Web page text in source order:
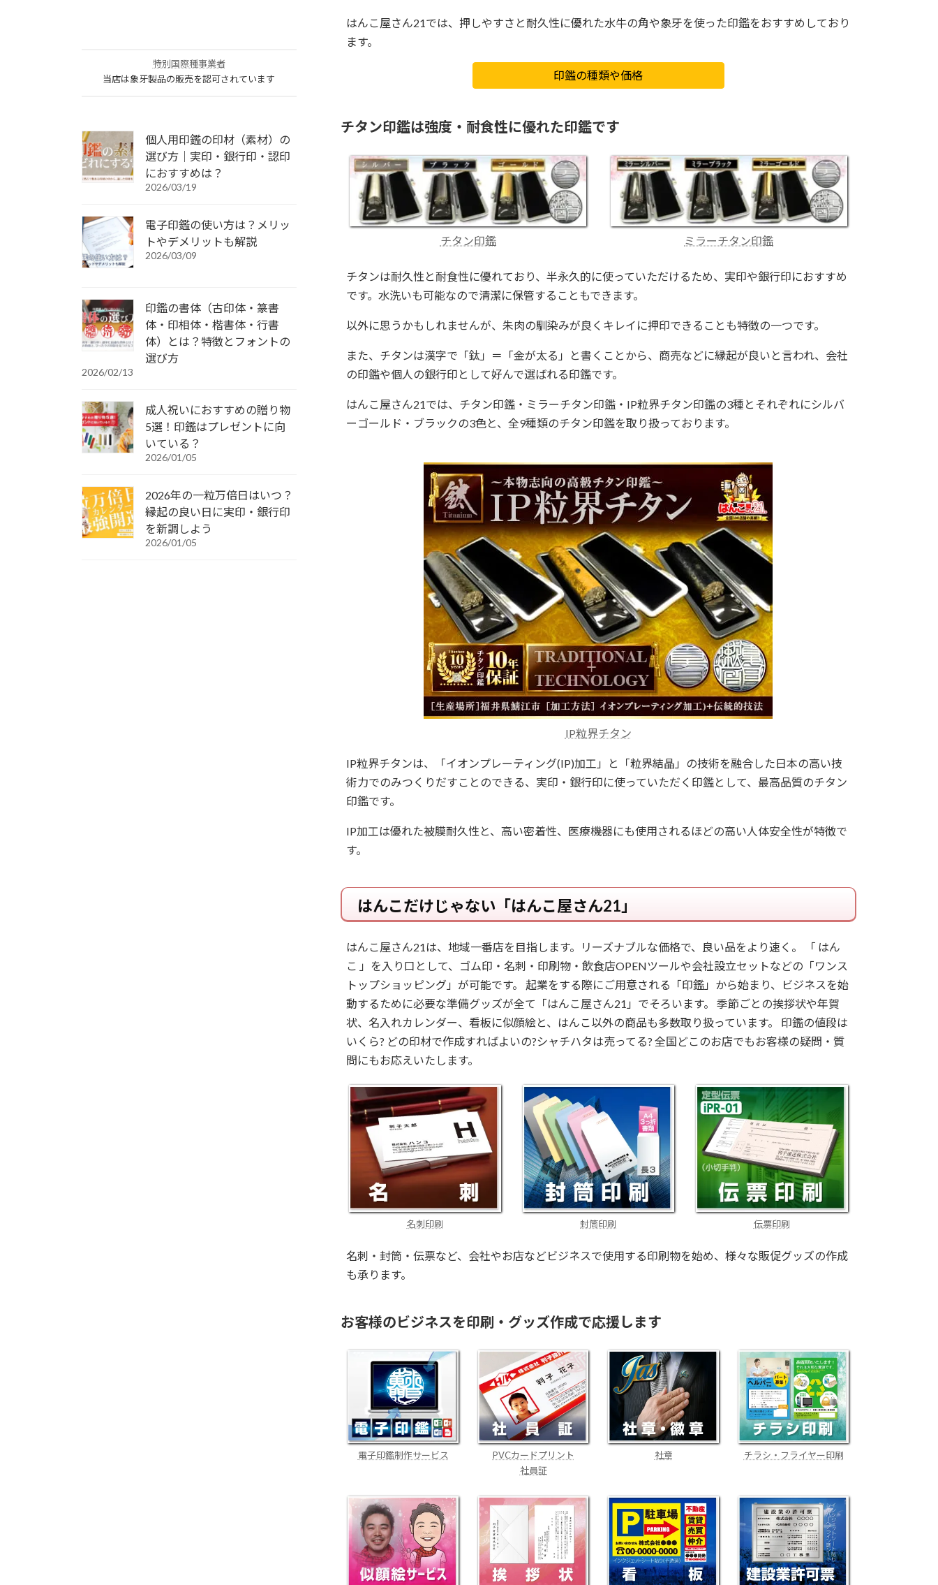
はんこ屋さん21では、押しやすさと耐久性に優れた水牛の角や象牙を使った印鑑をおすすめしており
ます。
印鑑の種類や価格
チタン印鑑は強度・耐食性に優れた印鑑です
チタン印鑑 ミラーチタン印鑑
チタンは耐久性と耐食性に優れており、半永久的に使っていただけるため、実印や銀行印におすすめ
です。水洗いも可能なので清潔に保管することもできます。
以外に思うかもしれませんが、朱肉の馴染みが良くキレイに押印できることも特徴の一つです。
また、チタンは漢字で「鈦」＝「金が太る」と書くことから、商売などに縁起が良いと言われ、会社
の印鑑や個人の銀行印として好んで選ばれる印鑑です。
はんこ屋さん21では、チタン印鑑・ミラーチタン印鑑・IP粒界チタン印鑑の3種とそれぞれにシルバ
ーゴールド・ブラックの3色と、全9種類のチタン印鑑を取り扱っております。
IP粒界チタン
IP粒界チタンは、「イオンプレーティング(IP)加工」と「粒界結晶」の技術を融合した日本の高い技
術力でのみつくりだすことのできる、実印・銀行印に使っていただく印鑑として、最高品質のチタン
印鑑です。
IP加工は優れた被膜耐久性と、高い密着性、医療機器にも使用されるほどの高い人体安全性が特徴で
す。
はんこだけじゃない「はんこ屋さん21」
はんこ屋さん21は、地域一番店を目指します。リーズナブルな価格で、良い品をより速く。 「 はん
こ 」を入り口として、ゴム印・名刺・印刷物・飲食店OPENツールや会社設立セットなどの「ワンス
トップショッピング」が可能です。 起業をする際にご用意される「印鑑」から始まり、ビジネスを始
動するために必要な準備グッズが全て「はんこ屋さん21」でそろいます。 季節ごとの挨拶状や年賀
状、名入れカレンダー、看板に似顔絵と、はんこ以外の商品も多数取り扱っています。 印鑑の値段は
いくら? どの印材で作成すればよいの?シャチハタは売ってる? 全国どこのお店でもお客様の疑問・質
問にもお応えいたします。
名刺印刷 封筒印刷 伝票印刷
名刺・封筒・伝票など、会社やお店などビジネスで使用する印刷物を始め、様々な販促グッズの作成
も承ります。
お客様のビジネスを印刷・グッズ作成で応援します
電子印鑑制作サービス
PVCカードプリント
社員証
社章 チラシ・フライヤー印刷
特別国際種事業者
当店は象牙製品の販売を認可されています
個人用印鑑の印材（素材）の
選び方｜実印・銀行印・認印
におすすめは？
2026/03/19
電子印鑑の使い方は？メリッ
トやデメリットも解説
2026/03/09
印鑑の書体（古印体・篆書
体・印相体・楷書体・行書
体）とは？特徴とフォントの
選び方
2026/02/13
成人祝いにおすすめの贈り物
5選！印鑑はプレゼントに向
いている？
2026/01/05
2026年の一粒万倍日はいつ？
縁起の良い日に実印・銀行印
を新調しよう
2026/01/05